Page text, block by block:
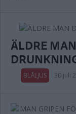
ÄLDRE
BLÅLJUS 30 juli